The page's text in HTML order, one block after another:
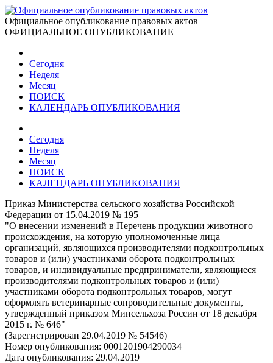
Официальное опубликование правовых актов
ОФИЦИАЛЬНОЕ ОПУБЛИКОВАНИЕ
Сегодня
Неделя
Месяц
ПОИСК
КАЛЕНДАРЬ ОПУБЛИКОВАНИЯ
Сегодня
Неделя
Месяц
ПОИСК
КАЛЕНДАРЬ ОПУБЛИКОВАНИЯ
Приказ Министерства сельского хозяйства Российской
Федерации от 15.04.2019 № 195
"О внесении изменений в Перечень продукции животного
происхождения, на которую уполномоченные лица
организаций, являющихся производителями подконтрольных
товаров и (или) участниками оборота подконтрольных
товаров, и индивидуальные предприниматели, являющиеся
производителями подконтрольных товаров и (или)
участниками оборота подконтрольных товаров, могут
оформлять ветеринарные сопроводительные документы,
утвержденный приказом Минсельхоза России от 18 декабря
2015 г. № 646"
(Зарегистрирован 29.04.2019 № 54546)
Номер опубликования: 0001201904290034
Дата опубликования: 29.04.2019